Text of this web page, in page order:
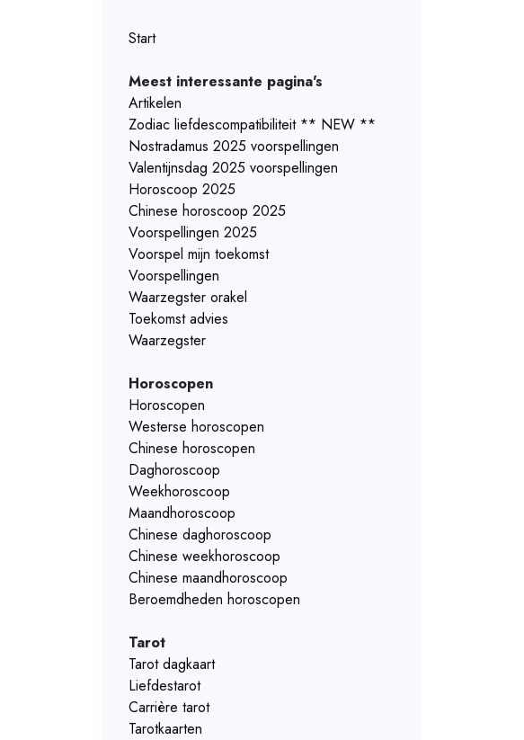
Start
Meest interessante pagina's
Artikelen
Zodiac liefdescompatibiliteit ** NEW **
Nostradamus 2025 voorspellingen
Valentijnsdag 2025 voorspellingen
Horoscoop 2025
Chinese horoscoop 2025
Voorspellingen 2025
Voorspel mijn toekomst
Voorspellingen
Waarzegster orakel
Toekomst advies
Waarzegster
Horoscopen
Horoscopen
Westerse horoscopen
Chinese horoscopen
Daghoroscoop
Weekhoroscoop
Maandhoroscoop
Chinese daghoroscoop
Chinese weekhoroscoop
Chinese maandhoroscoop
Beroemdheden horoscopen
Tarot
Tarot dagkaart
Liefdestarot
Carrière tarot
Tarotkaarten